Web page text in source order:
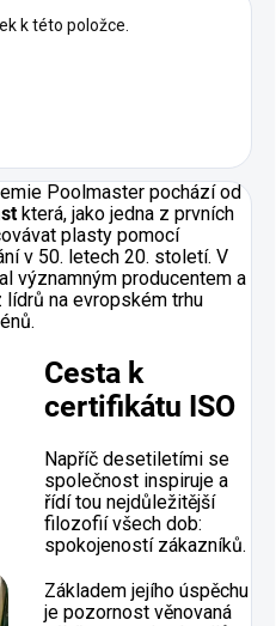
k této položce.
Poolmaster pochází od
která, jako jedna z prvních
plasty pomocí
v 50. letech 20. století. V
významným producentem a
na evropském trhu
Cesta k
certifikátu ISO
Napříč desetiletími se
společnost inspiruje a
řídí tou nejdůležitější
filozofií všech dob:
spokojeností zákazníků.
Základem jejího úspěchu
je pozornost věnovaná